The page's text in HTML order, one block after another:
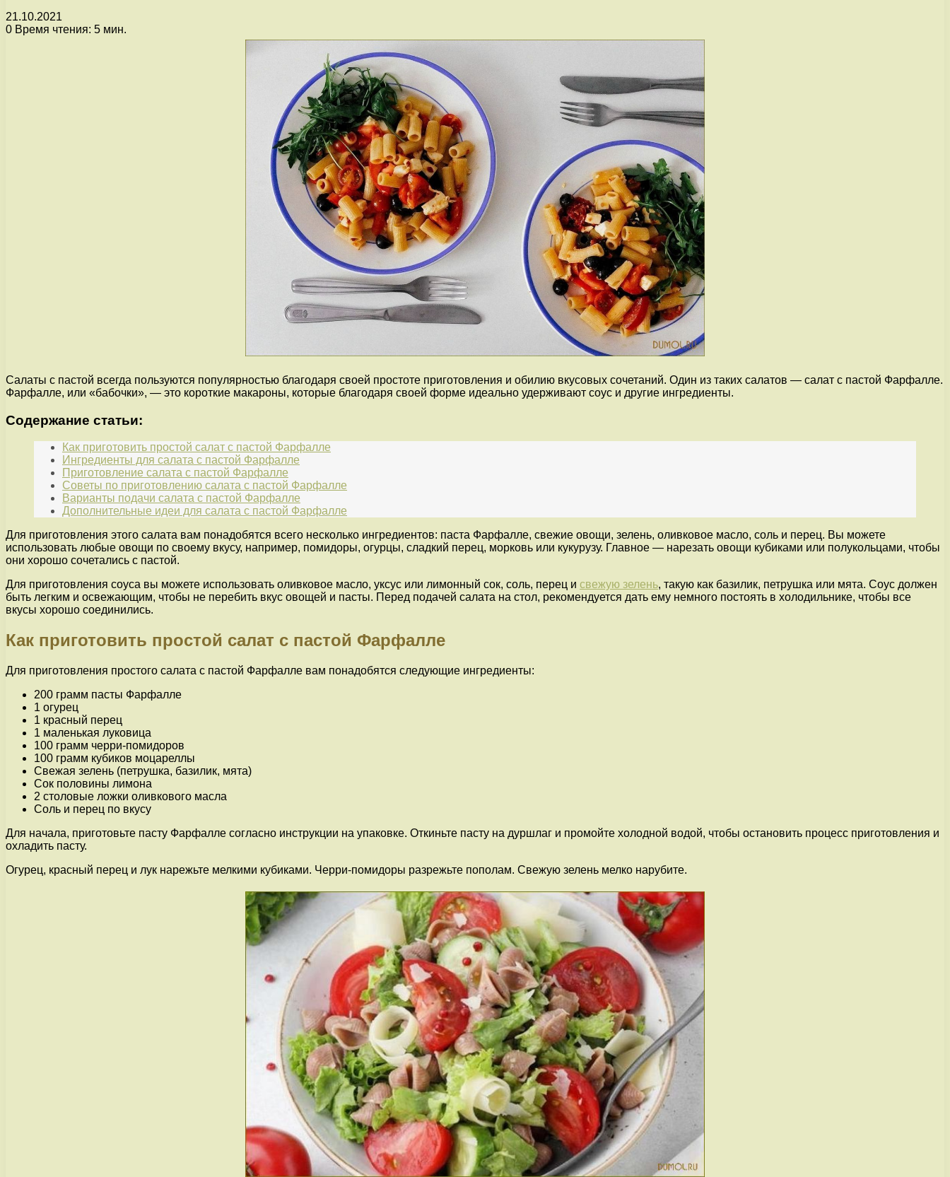
21.10.2021
0 Время чтения: 5 мин.
Салаты с пастой всегда пользуются популярностью благодаря своей простоте приготовления и обилию вкусовых сочетаний. Один из таких салатов — салат с пастой Фарфалле.
Фарфалле, или «бабочки», — это короткие макароны, которые благодаря своей форме идеально удерживают соус и другие ингредиенты.
Содержание статьи:
Как приготовить простой салат с пастой Фарфалле
Ингредиенты для салата с пастой Фарфалле
Приготовление салата с пастой Фарфалле
Советы по приготовлению салата с пастой Фарфалле
Варианты подачи салата с пастой Фарфалле
Дополнительные идеи для салата с пастой Фарфалле
Для приготовления этого салата вам понадобятся всего несколько ингредиентов: паста Фарфалле, свежие овощи, зелень, оливковое масло, соль и перец. Вы можете
использовать любые овощи по своему вкусу, например, помидоры, огурцы, сладкий перец, морковь или кукурузу. Главное — нарезать овощи кубиками или полукольцами, чтобы
они хорошо сочетались с пастой.
Для приготовления соуса вы можете использовать оливковое масло, уксус или лимонный сок, соль, перец и свежую зелень, такую как базилик, петрушка или мята. Соус должен
быть легким и освежающим, чтобы не перебить вкус овощей и пасты. Перед подачей салата на стол, рекомендуется дать ему немного постоять в холодильнике, чтобы все
вкусы хорошо соединились.
Как приготовить простой салат с пастой Фарфалле
Для приготовления простого салата с пастой Фарфалле вам понадобятся следующие ингредиенты:
200 грамм пасты Фарфалле
1 огурец
1 красный перец
1 маленькая луковица
100 грамм черри-помидоров
100 грамм кубиков моцареллы
Свежая зелень (петрушка, базилик, мята)
Сок половины лимона
2 столовые ложки оливкового масла
Соль и перец по вкусу
Для начала, приготовьте пасту Фарфалле согласно инструкции на упаковке. Откиньте пасту на дуршлаг и промойте холодной водой, чтобы остановить процесс приготовления и
охладить пасту.
Огурец, красный перец и лук нарежьте мелкими кубиками. Черри-помидоры разрежьте пополам. Свежую зелень мелко нарубите.